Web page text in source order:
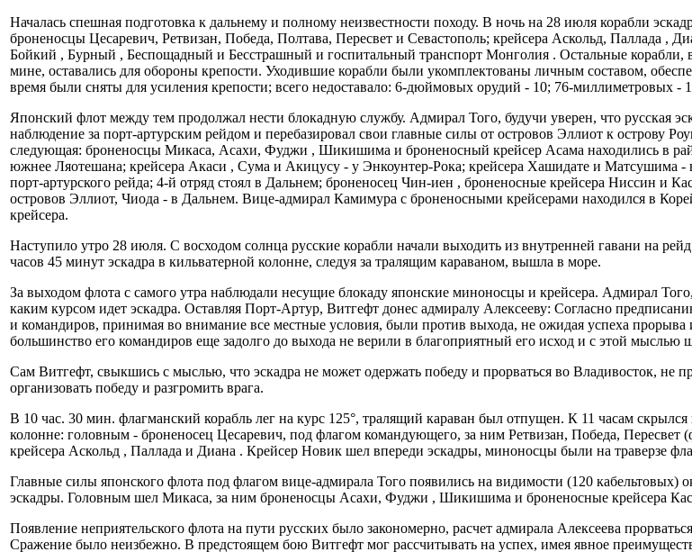
Началась спешная подготовка к дальнему и полному неизвестности походу. В ночь на 28 июля корабли
броненосцы Цесаревич, Ретвизан, Победа, Полтава, Пересвет и Севастополь; крейсера Аскольд,
Бойкий , Бурный , Беспощадный и Бесстрашный и госпитальный транспорт Монголия . Остальные корабли,
мине, оставались для обороны крепости. Уходившие корабли были укомплектованы личным составом,
время были сняты для усиления крепости; всего недоставало: 6-дюймовых орудий - 10; 76-миллиметровых -
Японский флот между тем продолжал нести блокадную службу. Адмирал Того, будучи уверен, что русская
наблюдение за порт-артурским рейдом и перебазировал свои главные силы от островов Эллиот к острову
следующая: броненосцы Микаса, Асахи, Фуджи , Шикишима и броненосный крейсер Асама находились в
южнее Ляотешана; крейсера Акаси , Сума и Акицусу - у Энкоунтер-Рока; крейсера Хашидате и Матсушима
порт-артурского рейда; 4-й отряд стоял в Дальнем; броненосец Чин-иен , броненосные крейсера Ниссин и
островов Эллиот, Чиода - в Дальнем. Вице-адмирал Камимура с броненосными крейсерами находился в
крейсера.
Наступило утро 28 июля. С восходом солнца русские корабли начали выходить из внутренней гавани на
часов 45 минут эскадра в кильватерной колонне, следуя за тралящим караваном, вышла в море.
За выходом флота с самого утра наблюдали несущие блокаду японские миноносцы и крейсера. Адмирал
каким курсом идет эскадра. Оставляя Порт-Артур, Витгефт донес адмиралу Алексееву: Согласно
и командиров, принимая во внимание все местные условия, были против выхода, не ожидая успеха
большинство его командиров еще задолго до выхода не верили в благоприятный его исход и с этой мыслью
Сам Витгефт, свыкшись с мыслью, что эскадра не может одержать победу и прорваться во Владивосток,
организовать победу и разгромить врага.
В 10 час. 30 мин. флагманский корабль лег на курс 125°, тралящий караван был отпущен. К 11 часам
колонне: головным - броненосец Цесаревич, под флагом командующего, за ним Ретвизан, Победа, Пересвет
крейсера Аскольд , Паллада и Диана . Крейсер Новик шел впереди эскадры, миноносцы были на траверзе
Главные силы японского флота под флагом вице-адмирала Того появились на видимости (120 кабельтовых)
эскадры. Головным шел Микаса, за ним броненосцы Асахи, Фуджи , Шикишима и броненосные крейсера
Появление неприятельского флота на пути русских было закономерно, расчет адмирала Алексеева
Сражение было неизбежно. В предстоящем бою Витгефт мог рассчитывать на успех, имея явное